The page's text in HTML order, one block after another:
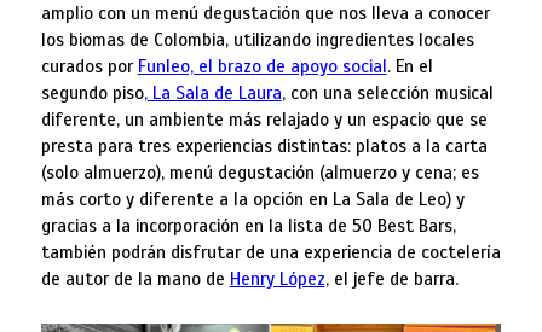
amplio con un menú degustación que nos lleva a conocer
los biomas de Colombia, utilizando ingredientes locales
curados por Funleo, el brazo de apoyo social. En el
segundo piso, La Sala de Laura, con una selección musical
diferente, un ambiente más relajado y un espacio que se
presta para tres experiencias distintas: platos a la carta
(solo almuerzo), menú degustación (almuerzo y cena; es
más corto y diferente a la opción en La Sala de Leo) y
gracias a la incorporación en la lista de 50 Best Bars,
también podrán disfrutar de una experiencia de coctelería
de autor de la mano de Henry López, el jefe de barra.